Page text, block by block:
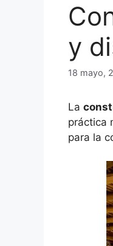
y
18 mayo,
La
práctica
para la